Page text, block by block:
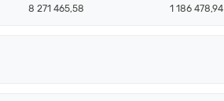
8 271 465,58 1 186 478,94